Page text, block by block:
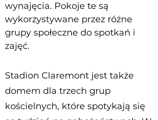
wynajęcia. Pokoje te są
wykorzystywane przez różne
grupy społeczne do spotkań i
zajęć.
Stadion Claremont jest także
domem dla trzech grup
kościelnych, które spotykają się